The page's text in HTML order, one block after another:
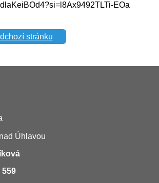
EOa
stránku
Úhlavou
559